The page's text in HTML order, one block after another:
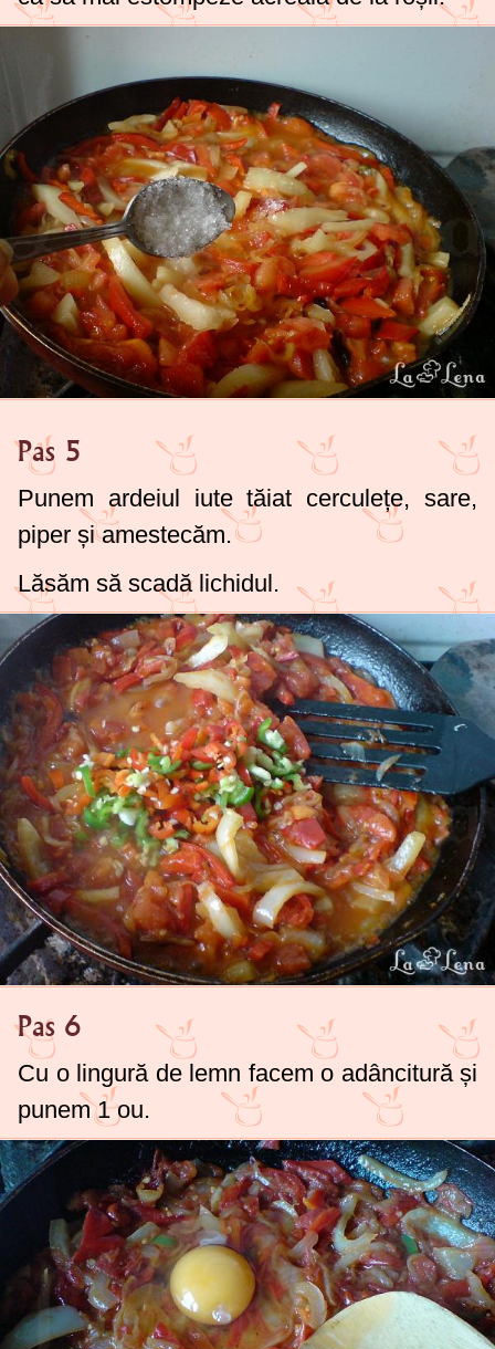
Pas 5
Punem ardeiul iute tăiat cerculețe, sare,
piper și amestecăm.
Lăsăm să scadă lichidul.
Pas 6
Cu o lingură de lemn facem o adâncitură și
punem 1 ou.